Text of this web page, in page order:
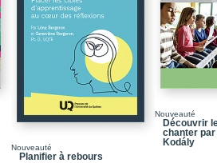
La réflexion (pratique
Le développement
…et le développement
La tension entre une
L’accompagnement
Chapitre 2 / Un
Nouveauté
Planifier à rebours
Nouveauté
Découvrir
chanter par
Kodály